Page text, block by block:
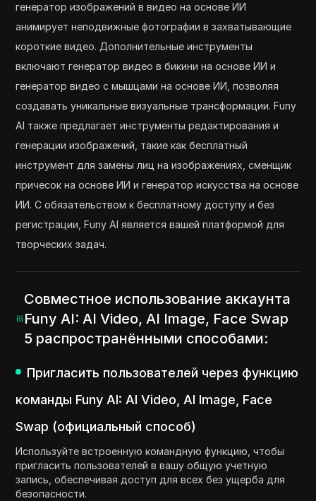
генератор изображений в видео на основе ИИ
анимирует неподвижные фотографии в захватывающие
короткие видео. Дополнительные инструменты
включают генератор видео в бикини на основе ИИ и
генератор видео с мышцами на основе ИИ, позволяя
создавать уникальные визуальные трансформации. Funy
AI также предлагает инструменты редактирования и
генерации изображений, такие как бесплатный
инструмент для замены лиц на изображениях, сменщик
причесок на основе ИИ и генератор искусства на основе
ИИ. С обязательством к бесплатному доступу и без
регистрации, Funy AI является вашей платформой для
творческих задач.
Совместное использование аккаунта
Funy AI: AI Video, AI Image, Face Swap
5 распространёнными способами:
Пригласить пользователей через функцию
команды Funy AI: AI Video, AI Image, Face
Swap (официальный способ)
Используйте встроенную командную функцию, чтобы
пригласить пользователей в вашу общую учетную
запись, обеспечивая доступ для всех без ущерба для
безопасности.